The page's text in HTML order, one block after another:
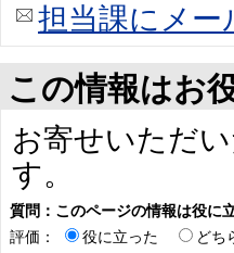
担当課にメー
この情報はお
お寄せいただ
す。
質問：このページの情報は役に
評価：
役に立った どち